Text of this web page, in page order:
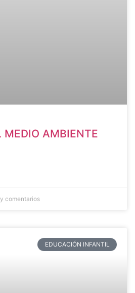
MEDIO AMBIENTE
comentarios
EDUCACIÓN INFANTIL